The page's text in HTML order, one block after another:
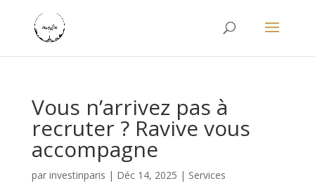
Vous n’arrivez pas à
recruter ? Ravive vous
accompagne
par investinparis | Déc 14, 2025 | Services